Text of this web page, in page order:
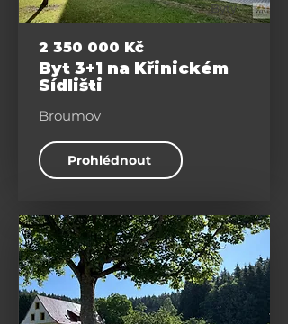
Byty
2 350 000 Kč
Byt 3+1 na Křinickém
Sídlišti
Broumov
Prohlédnout